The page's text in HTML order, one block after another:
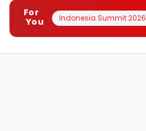
For
You
Indonesia Summit 2026